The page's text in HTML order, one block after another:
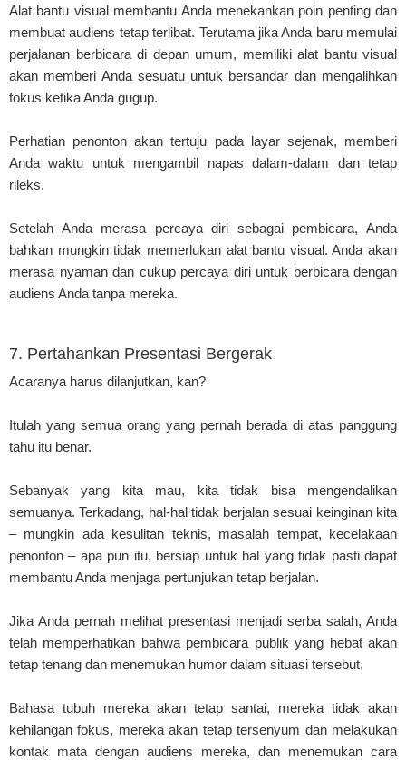
Alat bantu visual membantu Anda menekankan poin penting dan
membuat audiens tetap terlibat. Terutama jika Anda baru memulai
perjalanan berbicara di depan umum, memiliki alat bantu visual
akan memberi Anda sesuatu untuk bersandar dan mengalihkan
fokus ketika Anda gugup.
Perhatian penonton akan tertuju pada layar sejenak, memberi
Anda waktu untuk mengambil napas dalam-dalam dan tetap
rileks.
Setelah Anda merasa percaya diri sebagai pembicara, Anda
bahkan mungkin tidak memerlukan alat bantu visual. Anda akan
merasa nyaman dan cukup percaya diri untuk berbicara dengan
audiens Anda tanpa mereka.
7. Pertahankan Presentasi Bergerak
Acaranya harus dilanjutkan, kan?
Itulah yang semua orang yang pernah berada di atas panggung
tahu itu benar.
Sebanyak yang kita mau, kita tidak bisa mengendalikan
semuanya. Terkadang, hal-hal tidak berjalan sesuai keinginan kita
– mungkin ada kesulitan teknis, masalah tempat, kecelakaan
penonton – apa pun itu, bersiap untuk hal yang tidak pasti dapat
membantu Anda menjaga pertunjukan tetap berjalan.
Jika Anda pernah melihat presentasi menjadi serba salah, Anda
telah memperhatikan bahwa pembicara publik yang hebat akan
tetap tenang dan menemukan humor dalam situasi tersebut.
Bahasa tubuh mereka akan tetap santai, mereka tidak akan
kehilangan fokus, mereka akan tetap tersenyum dan melakukan
kontak mata dengan audiens mereka, dan menemukan cara